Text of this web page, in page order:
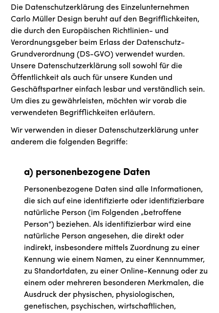
Die Datenschutzerklärung des Einzelunternehmen
Carlo Müller Design beruht auf den Begrifflichkeiten,
die durch den Europäischen Richtlinien- und
Verordnungsgeber beim Erlass der Datenschutz-
Grundverordnung (DS-GVO) verwendet wurden.
Unsere Datenschutzerklärung soll sowohl für die
Öffentlichkeit als auch für unsere Kunden und
Geschäftspartner einfach lesbar und verständlich sein.
Um dies zu gewährleisten, möchten wir vorab die
verwendeten Begrifflichkeiten erläutern.
Wir verwenden in dieser Datenschutzerklärung unter
anderem die folgenden Begriffe:
a) personenbezogene Daten
Personenbezogene Daten sind alle Informationen,
die sich auf eine identifizierte oder identifizierbare
natürliche Person (im Folgenden „betroffene
Person“) beziehen. Als identifizierbar wird eine
natürliche Person angesehen, die direkt oder
indirekt, insbesondere mittels Zuordnung zu einer
Kennung wie einem Namen, zu einer Kennnummer,
zu Standortdaten, zu einer Online-Kennung oder zu
einem oder mehreren besonderen Merkmalen, die
Ausdruck der physischen, physiologischen,
genetischen, psychischen, wirtschaftlichen,